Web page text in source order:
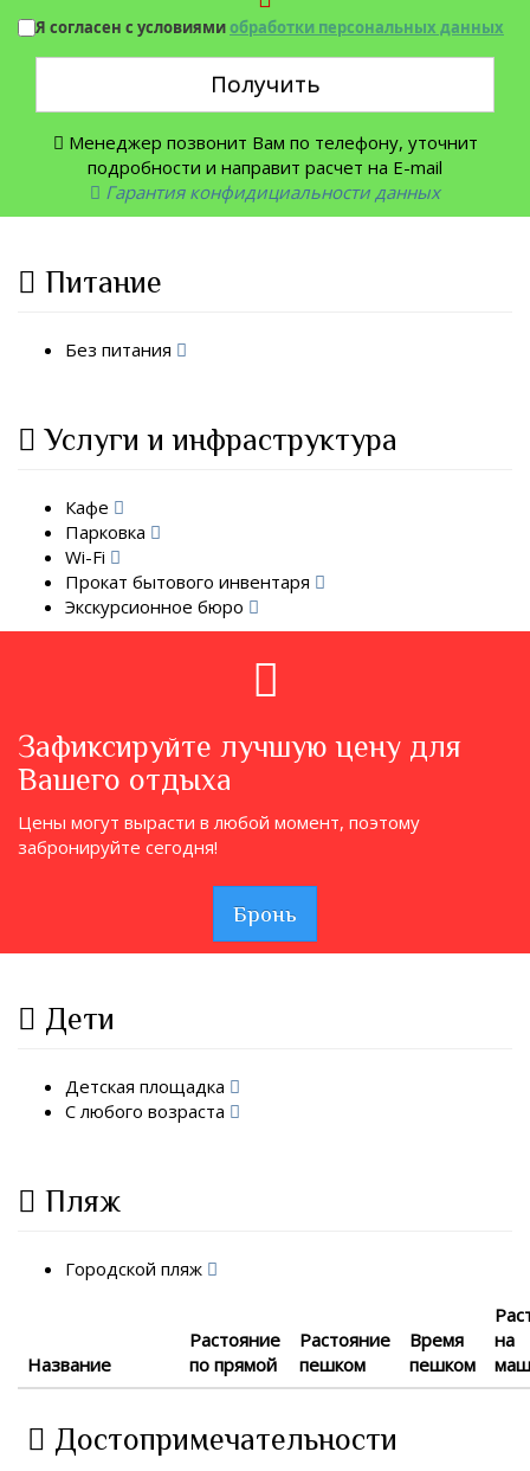
Я согласен с условиямиобработки персональных данных
Получить
Менеджер позвонит Вам по телефону, уточнит
подробности и направит расчет на E-mail
Гарантия конфидициальности данных
Питание
Без питания
Услуги и инфраструктура
Кафе
Парковка
Wi-Fi
Прокат бытового инвентаря
Экскурсионное бюро
Зафиксируйте лучшую цену для
Вашего отдыха
Цены могут вырасти в любой момент, поэтому
забронируйте сегодня!
Бронь
Дети
Детская площадка
С любого возраста
Пляж
Городской пляж
Название
Растояние
по прямой
Растояние
пешком
Время
пешком
на
Достопримечательности